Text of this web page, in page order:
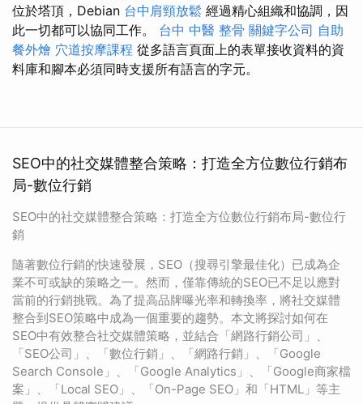
位於塔頂，Debian 台中肩頸放鬆 經過精心組織和協調，因
此一切都可以協同工作。 台中 中醫 整骨 關鍵字公司 自助
餐外燴 穴道按摩課程 從多語言頁面上的表單接收資料的資
料庫和腳本必須同時支援所有語言的字元。
SEO中的社交媒體整合策略：打造全方位數位行銷布
局-數位行銷
SEO中的社交媒體整合策略：打造全方位數位行銷布局-數位行
銷
隨著數位行銷的快速發展，SEO（搜尋引擎最佳化）已成為企
業不可或缺的策略之一。然而，僅靠傳統的SEO已不足以應對
當前的行銷挑戰。為了提高品牌曝光率和轉換率，將社交媒體
整合到SEO策略中成為一個重要的趨勢。本文將探討如何在
SEO中有效整合社交媒體策略，並結合「網路行銷公司」、
「SEO公司」、「數位行銷」、「網路行銷」、「Google
Search Console」、「Google Analytics」、「Google商家檔
案」、「Local SEO」、「On-Page SEO」和「HTML」等主